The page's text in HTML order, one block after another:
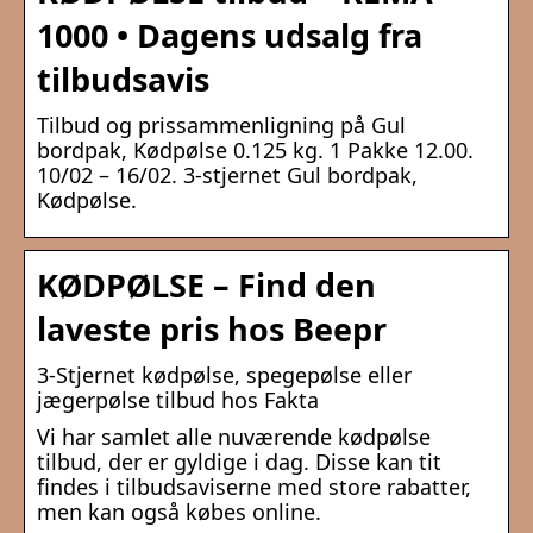
1000 • Dagens udsalg fra
tilbudsavis
Tilbud og prissammenligning på Gul
bordpak, Kødpølse 0.125 kg. 1 Pakke 12.00.
10/02 – 16/02. 3-stjernet Gul bordpak,
Kødpølse.
KØDPØLSE – Find den
laveste pris hos Beepr
3-Stjernet kødpølse, spegepølse eller
jægerpølse tilbud hos Fakta
Vi har samlet alle nuværende kødpølse
tilbud, der er gyldige i dag. Disse kan tit
findes i tilbudsaviserne med store rabatter,
men kan også købes online.